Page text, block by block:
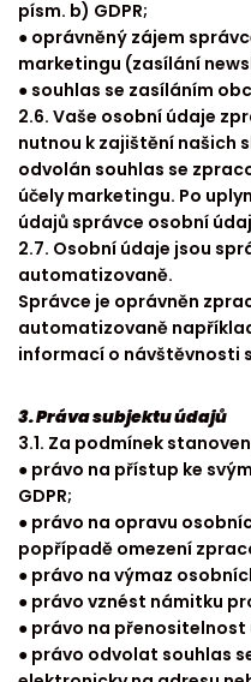
písm. b) GDPR;
● oprávněný zájem
marketingu (zasílání
● souhlas se zasíláním
2.6. Vaše osobní údaje
nutnou k zajištění našich
odvolán souhlas se
účely marketingu. Po
údajů správce osobní
2.7. Osobní údaje jsou
automatizovaně.
Správce je oprávněn
automatizovaně
informací o návštěvnosti
3. Práva subjektu údajů
3.1. Za podmínek
● právo na přístup ke
GDPR;
● právo na opravu
popřípadě omezení
● právo na výmaz
● právo vznést námitku
● právo na přenositelnost
● právo odvolat souhlas